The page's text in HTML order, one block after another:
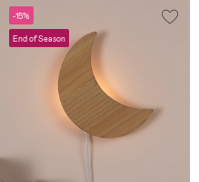
-15%
End of Season